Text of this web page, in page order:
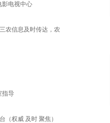
影电视中心
农信息及时传达，农
指导
（权威 及时 聚焦）